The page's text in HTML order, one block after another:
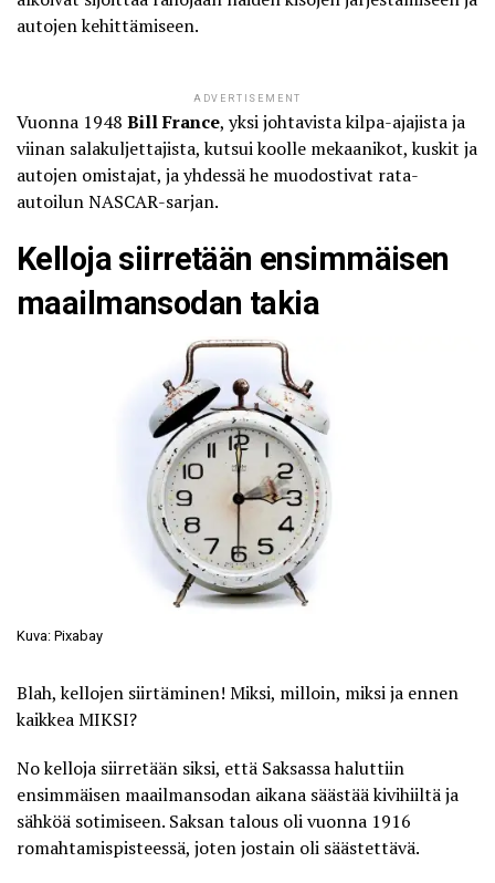
autojen kehittämiseen.
ADVERTISEMENT
Vuonna 1948 Bill France, yksi johtavista kilpa-ajajista ja
viinan salakuljettajista, kutsui koolle mekaanikot, kuskit ja
autojen omistajat, ja yhdessä he muodostivat rata-
autoilun NASCAR-sarjan.
Kelloja siirretään ensimmäisen
maailmansodan takia
Kuva: Pixabay
Blah, kellojen siirtäminen! Miksi, milloin, miksi ja ennen
kaikkea MIKSI?
No kelloja siirretään siksi, että Saksassa haluttiin
ensimmäisen maailmansodan aikana säästää kivihiiltä ja
sähköä sotimiseen. Saksan talous oli vuonna 1916
romahtamispisteessä, joten jostain oli säästettävä.